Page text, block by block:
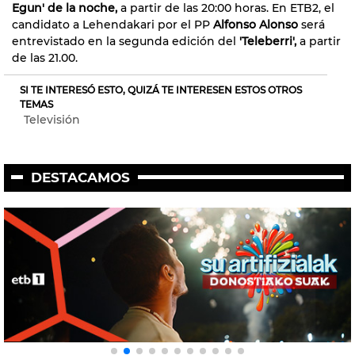
Egun' de la noche, a partir de las 20:00 horas. En ETB2, el
candidato a Lehendakari por el PP Alfonso Alonso será
entrevistado en la segunda edición del 'Teleberri', a partir
de las 21.00.
SI TE INTERESÓ ESTO, QUIZÁ TE INTERESEN ESTOS OTROS
TEMAS
Televisión
DESTACAMOS